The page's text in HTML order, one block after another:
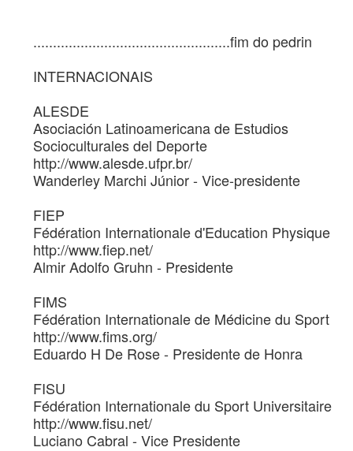
..................................................fim do pedrin
INTERNACIONAIS
ALESDE
Asociación Latinoamericana de Estudios
Socioculturales del Deporte
http://www.alesde.ufpr.br/
Wanderley Marchi Júnior - Vice-presidente
FIEP
Fédération Internationale d'Education Physique
http://www.fiep.net/
Almir Adolfo Gruhn - Presidente
FIMS
Fédération Internationale de Médicine du Sport
http://www.fims.org/
Eduardo H De Rose - Presidente de Honra
FISU
Fédération Internationale du Sport Universitaire
http://www.fisu.net/
Luciano Cabral - Vice Presidente